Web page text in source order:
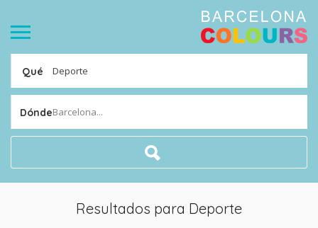
Qué
DóndeBarcelona...
Resultados para Deporte